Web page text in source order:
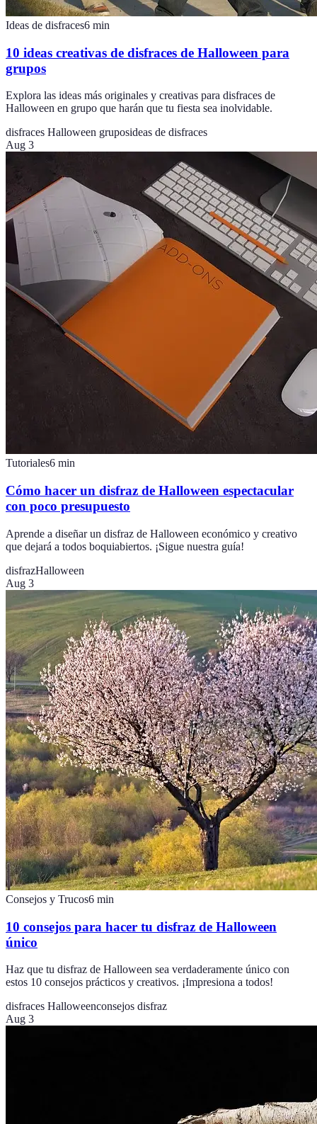
Ideas de disfraces6 min
10 ideas creativas de disfraces de Halloween para
grupos
Explora las ideas más originales y creativas para disfraces de
Halloween en grupo que harán que tu fiesta sea inolvidable.
disfraces Halloween gruposideas de disfraces
Aug 3
Tutoriales6 min
Cómo hacer un disfraz de Halloween espectacular
con poco presupuesto
Aprende a diseñar un disfraz de Halloween económico y creativo
que dejará a todos boquiabiertos. ¡Sigue nuestra guía!
disfrazHalloween
Aug 3
Consejos y Trucos6 min
10 consejos para hacer tu disfraz de Halloween
único
Haz que tu disfraz de Halloween sea verdaderamente único con
estos 10 consejos prácticos y creativos. ¡Impresiona a todos!
disfraces Halloweenconsejos disfraz
Aug 3